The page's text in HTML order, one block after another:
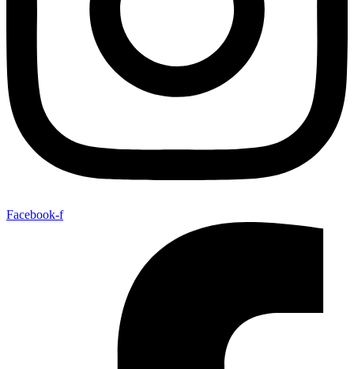
Facebook-f